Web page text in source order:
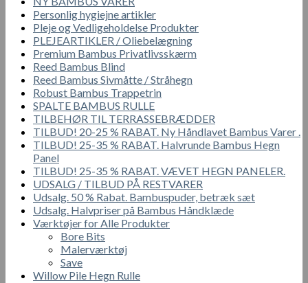
Personlig hygiejne artikler
Pleje og Vedligeholdelse Produkter
PLEJEARTIKLER / Oliebelægning
Premium Bambus Privatlivsskærm
Reed Bambus Blind
Reed Bambus Sivmåtte / Stråhegn
Robust Bambus Trappetrin
SPALTE BAMBUS RULLE
TILBEHØR TIL TERRASSEBRÆDDER
TILBUD! 20-25 % RABAT. Ny Håndlavet Bambus Varer .
TILBUD! 25-35 % RABAT. Halvrunde Bambus Hegn
Panel
TILBUD! 25-35 % RABAT. VÆVET HEGN PANELER.
UDSALG / TILBUD PÅ RESTVARER
Udsalg. 50 % Rabat. Bambuspuder, betræk sæt
Udsalg. Halvpriser på Bambus Håndklæde
Værktøjer for Alle Produkter
Bore Bits
Malerværktøj
Save
Willow Pile Hegn Rulle